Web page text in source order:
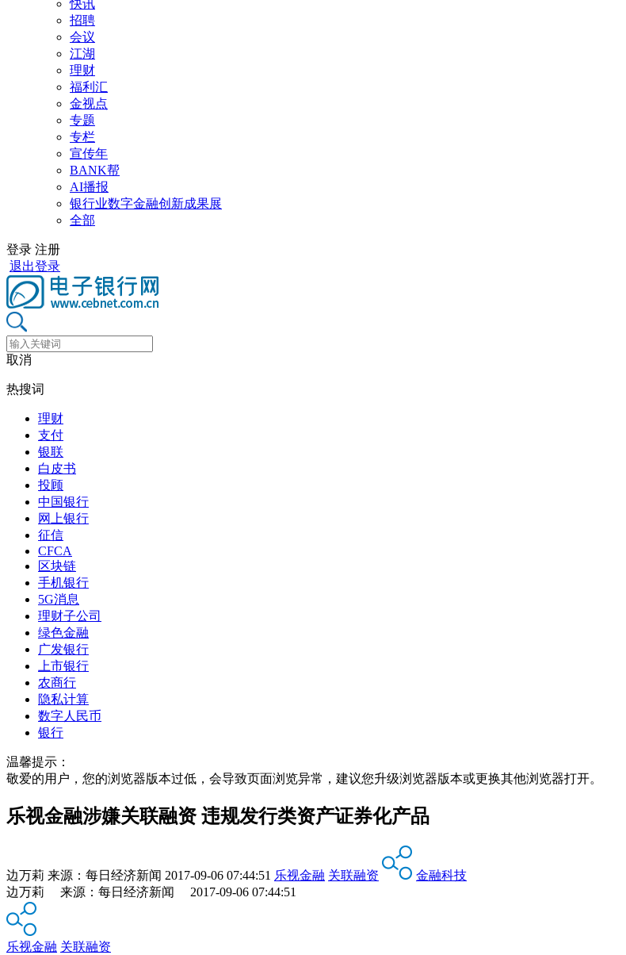
快讯
招聘
会议
江湖
理财
福利汇
金视点
专题
专栏
宣传年
BANK帮
AI播报
银行业数字金融创新成果展
全部
登录 注册
退出登录
取消
热搜词
理财
支付
银联
白皮书
投顾
中国银行
网上银行
征信
CFCA
区块链
手机银行
5G消息
理财子公司
绿色金融
广发银行
上市银行
农商行
隐私计算
数字人民币
银行
温馨提示：
敬爱的用户，您的浏览器版本过低，会导致页面浏览异常，建议您升级浏览器版本或更换其他浏览器打开。
乐视金融涉嫌关联融资 违规发行类资产证券化产品
边万莉 来源： 每日经济新闻 2017-09-06 07:44:51 乐视金融 关联融资
金融科技
边万莉 来源：每日经济新闻 2017-09-06 07:44:51
乐视金融 关联融资